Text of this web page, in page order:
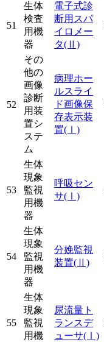
51
生体
検査
用機
器
電子式診
断用スパ
イロメー
タ(Ⅱ)
52
その
他の
画像
診断
用装
置シ
ステ
ム
病理ホー
ルスライ
ド画像保
存表示装
置(Ⅰ)
53
生体
現象
監視
用機
器
呼吸セン
サ(Ⅰ)
54
生体
現象
監視
用機
器
分娩監視
装置(Ⅱ)
55
生体
現象
監視
用機
尿流量ト
ランスデ
ューサ(Ⅰ)